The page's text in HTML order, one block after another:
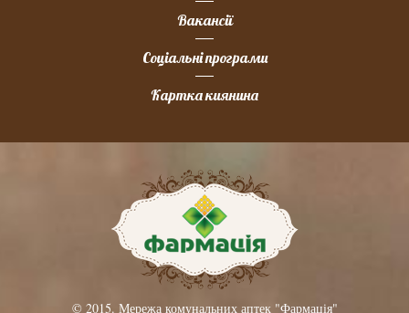
Вакансії
Соціальні програми
Картка киянина
© 2015. Мережа комунальних аптек "Фармація"